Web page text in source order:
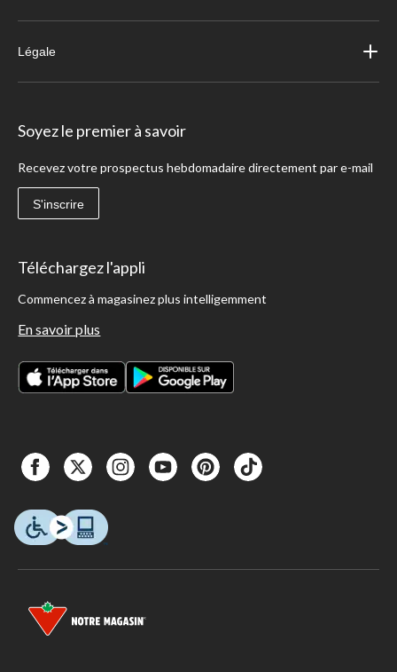
Légale
Soyez le premier à savoir
Recevez votre prospectus hebdomadaire directement par e-mail
S'inscrire
Téléchargez l'appli
Commencez à magasinez plus intelligemment
En savoir plus